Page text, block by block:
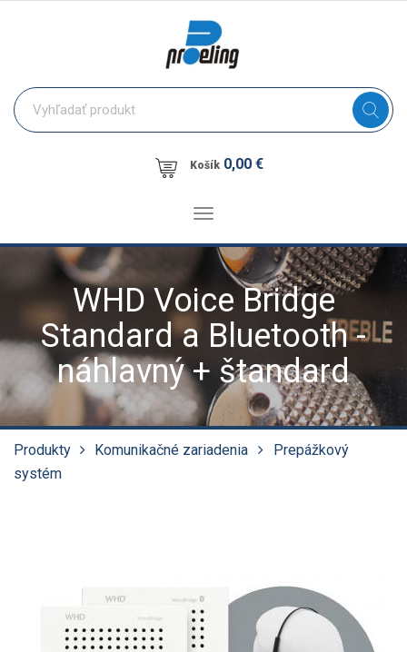
Košík 0,00 €
Toggle
WHD Voice Bridge
Standard a Bluetooth -
náhlavný + štandard
Produkty Komunikačné zariadenia
Prepážkový
systém